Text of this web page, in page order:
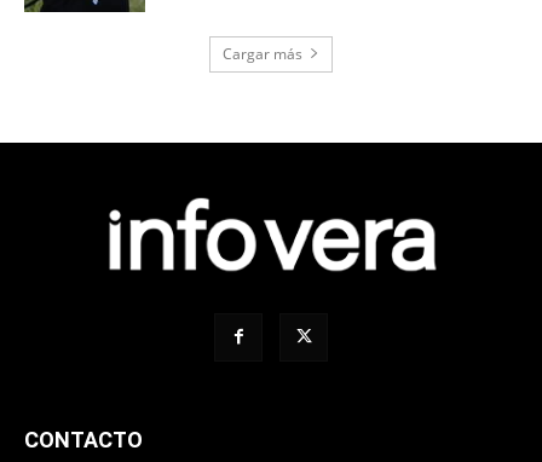
Cargar más
CONTACTO